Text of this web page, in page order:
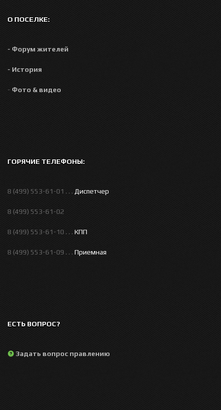
О ПОСЕЛКЕ:
- Форум жителей
- История
- Фото & видео
ГОРЯЧИЕ ТЕЛЕФОНЫ:
8 (499) 553-61-01 . . . Диспетчер
8 (499) 553-61-02
8 (499) 553-61-10 . . . КПП
8 (499) 553-61-09 . . . Приемная
ЕСТЬ ВОПРОС?
Задать вопрос правлению